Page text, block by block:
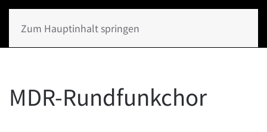
Zum Hauptinhalt springen
MDR-Rundfunkchor